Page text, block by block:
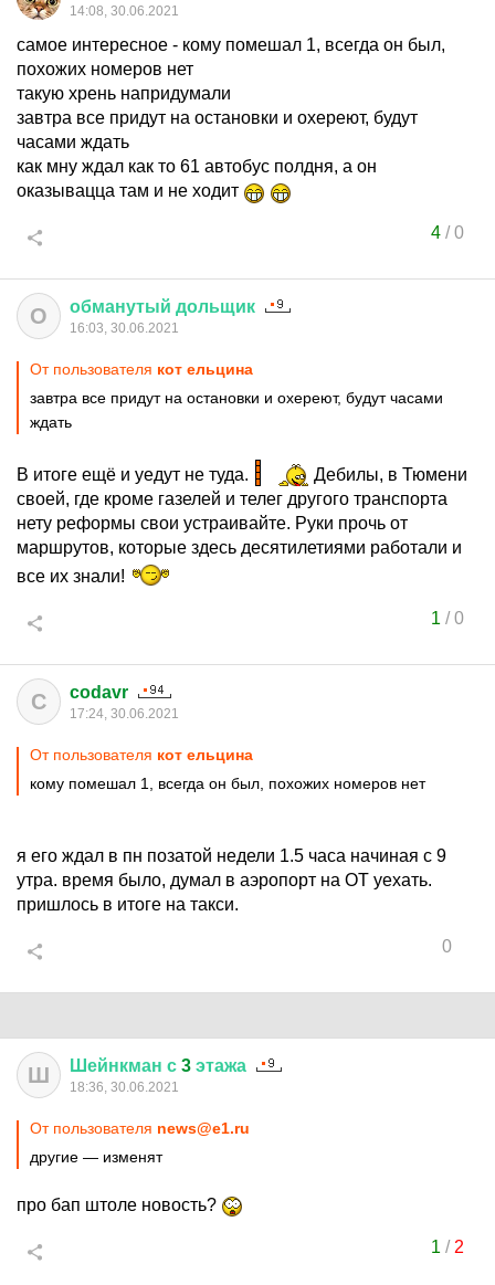
14:08, 30.06.2021
самое интересное - кому помешал 1, всегда он был,
похожих номеров нет
такую хрень напридумали
завтра все придут на остановки и охереют, будут
часами ждать
как мну ждал как то 61 автобус полдня, а он
оказывацца там и не ходит
4/0
О обманутый дольщик
16:03, 30.06.2021
От пользователя кот ельцина
завтра все придут на остановки и охереют, будут часами
ждать
В итоге ещё и уедут не туда.
Дебилы, в Тюмени
своей, где кроме газелей и телег другого транспорта
нету реформы свои устраивайте. Руки прочь от
маршрутов, которые здесь десятилетиями работали и
все их знали!
1 /0
C codavr
17:24, 30.06.2021
От пользователя кот ельцина
кому помешал 1, всегда он был, похожих номеров нет
я его ждал в пн позатой недели 1.5 часа начиная с 9
утра. время было, думал в аэропорт на ОТ уехать.
пришлось в итоге на такси.
0
Ш Шейнкман с 3 этажа
18:36, 30.06.2021
От пользователя news@e1.ru
другие — изменят
про бап штоле новость?
1 / 2